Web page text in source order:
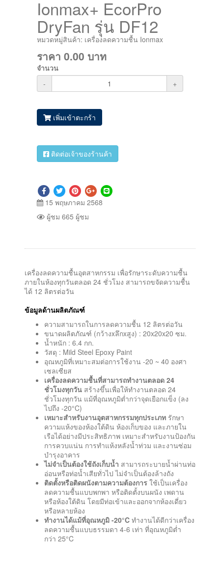
Ionmax+ EcorPro
DryFan รุ่น DF12
หมวดหมู่สินค้า: เครื่องลดความชื้น Ionmax
ราคา 0.00 บาท
จำนวน
-
+
เพิ่มเข้าตะกร้า
ติดต่อเจ้าของร้านค้า
15 พฤษภาคม 2568
ผู้ชม 665 ผู้ชม
เครื่องลดความชื้นอุตสาหกรรม เพื่อรักษาระดับความชื้น
ภายในห้องทุกวันตลอด 24 ชั่วโมง สามารถขจัดความชื้น
ได้ 12 ลิตรต่อวัน
ข้อมูลด้านผลิตภัณฑ์
ความสามารถในการลดความชื้น 12 ลิตรต่อวัน
ขนาดผลิตภัณฑ์ (กว้างxลึกxสูง) : 20x20x20 ซม.
น้ำหนัก : 6.4 กก.
วัสดุ : Mild Steel Epoxy Paint
อุณหภูมิที่เหมาะสมต่อการใช้งาน -20 ~ 40 องศา
เซลเซียส
เครื่องลดความชื้นที่สามารถทำงานตลอด 24
ชั่วโมงทุกวัน สร้างขึ้นเพื่อให้ทำงานตลอด 24
ชั่วโมงทุกวัน แม้ที่อุณหภูมิต่ำกว่าจุดเยือกแข็ง (ลง
ไปถึง -20°C)
เหมาะสำหรับงานอุตสาหกรรมทุกประเภท รักษา
ความแห้งของห้องใต้ดิน ห้องเก็บของ และภายใน
เรือได้อย่างมีประสิทธิภาพ เหมาะสำหรับงานป้องกัน
การควบแน่น การทำแห้งหลังน้ำท่วม และงานซ่อม
บำรุงอาคาร
ไม่จำเป็นต้องใช้ถังเก็บน้ำ สามารถระบายน้ำผ่านท่อ
อ่อนหรือท่อน้ำเสียทั่วไป ไม่จำเป็นต้องล้างถัง
ติดตั้งหรือติดผนังตามความต้องการ ใช้เป็นเครื่อง
ลดความชื้นแบบพกพา หรือติดตั้งบนผนัง เพดาน
หรือห้องใต้ดิน โดยมีท่อเข้าและออกจากห้องเดี่ยว
หรือหลายห้อง
ทำงานได้แม้ที่อุณหภูมิ -20°C ทำงานได้ดีกว่าเครื่อง
ลดความชื้นแบบธรรมดา 4-6 เท่า ที่อุณหภูมิต่ำ
กว่า 25°C